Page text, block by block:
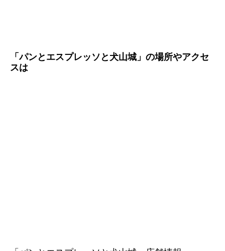
「パンとエスプレッソと犬山城」の場所やアクセ
スは